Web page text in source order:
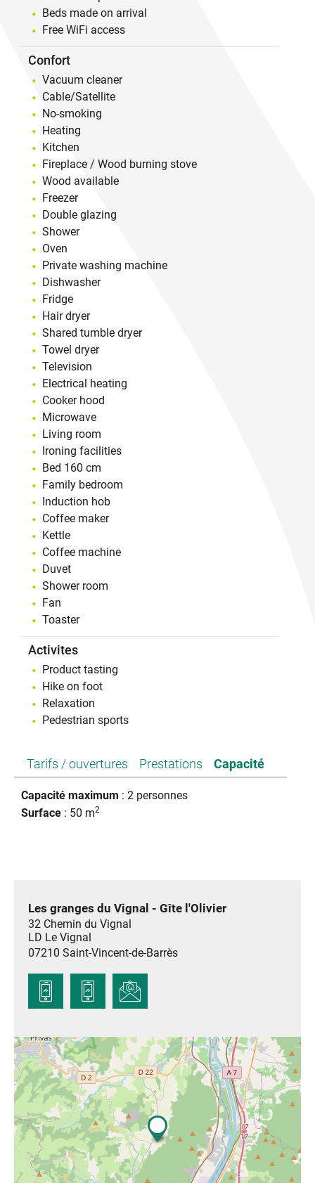
Beds made on arrival
Free WiFi access
Confort
Vacuum cleaner
Cable/Satellite
No-smoking
Heating
Kitchen
Fireplace / Wood burning stove
Wood available
Freezer
Double glazing
Shower
Oven
Private washing machine
Dishwasher
Fridge
Hair dryer
Shared tumble dryer
Towel dryer
Television
Electrical heating
Cooker hood
Microwave
Living room
Ironing facilities
Bed 160 cm
Family bedroom
Induction hob
Coffee maker
Kettle
Coffee machine
Duvet
Shower room
Fan
Toaster
Activites
Product tasting
Hike on foot
Relaxation
Pedestrian sports
Tarifs / ouvertures Prestations Capacité
Capacité maximum : 2 personnes
Surface : 50 m2
Les granges du Vignal - Gîte l'Olivier
32 Chemin du Vignal
LD Le Vignal
07210 Saint-Vincent-de-Barrès